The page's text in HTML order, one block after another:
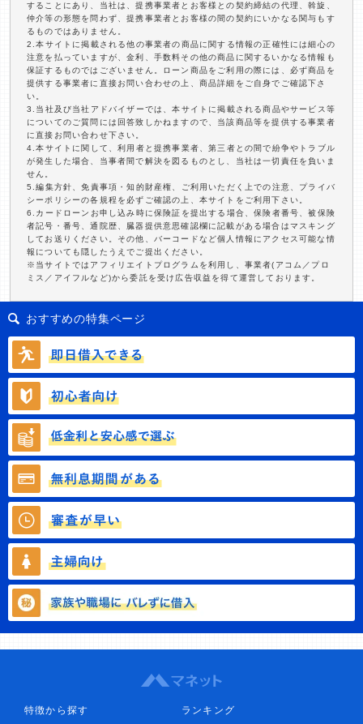
することにあり、当社は、提携事業者とお客様との契約締結の代理、斡旋、
仲介等の形態を問わず、提携事業者とお客様の間の契約にいかなる関与もす
るものではありません。
2.本サイトに掲載される他の事業者の商品に関する情報の正確性には細心の
注意を払っていますが、金利、手数料その他の商品に関するいかなる情報も
保証するものではございません。ローン商品をご利用の際には、必ず商品を
提供する事業者に直接お問い合わせの上、商品詳細をご自身でご確認下さ
い。
3.当社及び当社アドバイザーでは、本サイトに掲載される商品やサービス等
についてのご質問には回答致しかねますので、当該商品等を提供する事業者
に直接お問い合わせ下さい。
4.本サイトに関して、利用者と提携事業者、第三者との間で紛争やトラブル
が発生した場合、当事者間で解決を図るものとし、当社は一切責任を負いま
せん。
5.編集方針、免責事項・知的財産権、ご利用いただく上での注意、プライバ
シーポリシーの各規程を必ずご確認の上、本サイトをご利用下さい。
6.カードローンお申し込み時に保険証を提出する場合、保険者番号、被保険
者記号・番号、通院歴、臓器提供意思確認欄に記載がある場合はマスキング
してお送りください。その他、バーコードなど個人情報にアクセス可能な情
報についても隠したうえでご提出ください。
※当サイトではアフィリエイトプログラムを利用し、事業者(アコム／プロ
ミス／アイフルなど)から委託を受け広告収益を得て運営しております。
おすすめの特集ページ
特徴から探す
ランキング